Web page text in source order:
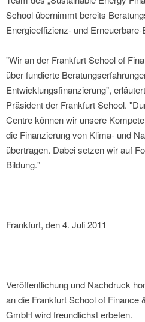
School übernimmt bereits
Energieeffizienz- und
"Wir an der Frankfurt School of
über fundierte
Entwicklungsfinanzierung",
Präsident der Frankfurt School.
Centre können wir unsere
die Finanzierung von Klima- und
übertragen. Dabei setzen wir auf
Bildung."
Frankfurt, den 4. Juli 2011
Veröffentlichung und Nachdruck
an die Frankfurt School of Finance
GmbH wird freundlichst erbeten.